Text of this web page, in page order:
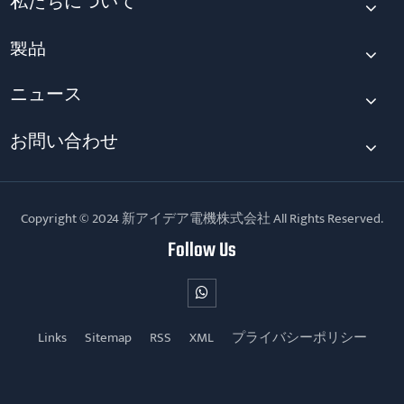
製品
ニュース
お問い合わせ
Copyright © 2024 新アイデア電機株式会社 All Rights Reserved.
Follow Us
Links Sitemap RSS XML プライバシーポリシー